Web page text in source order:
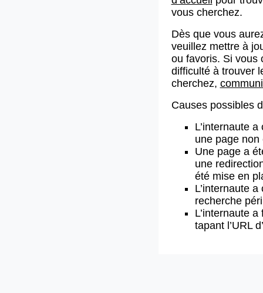
vous cherchez.
Dès que vous
veuillez mettre à
ou favoris. Si vous
difficulté à trouver
cherchez,
Causes possibles
L’internaute
une page non
Une page a
une
été mise en
L’internaute
recherche
L’internaute
tapant l’URL